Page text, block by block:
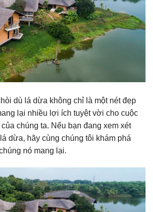
dù lá dừa không chỉ là một nét đẹp
lại nhiều lợi ích tuyệt vời cho cuộc
chúng ta. Nếu bạn đang xem xét
dừa, hãy cùng chúng tôi khám phá
nó mang lại.